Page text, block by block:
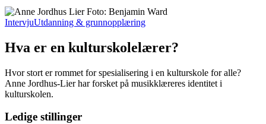
IntervjuUtdanning & grunnopplæring
Hva er en kulturskolelærer?
Hvor stort er rommet for spesialisering i en kulturskole for alle?
Anne Jordhus-Lier har forsket på musikklæreres identitet i
kulturskolen.
Ledige stillinger